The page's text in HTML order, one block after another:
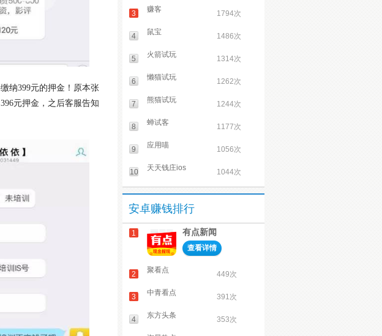
纳399元的押金！原本张
元押金，之后客服告知
3 赚客 1794次
4 鼠宝 1486次
5 火箭试玩 1314次
6 懒猫试玩 1262次
7 熊猫试玩 1244次
8 蝉试客 1177次
9 应用喵 1056次
10 天天钱庄ios 1044次
安卓赚钱排行
1 有点新闻
查看详情
2 聚看点 449次
3 中青看点 391次
4 东方头条 353次